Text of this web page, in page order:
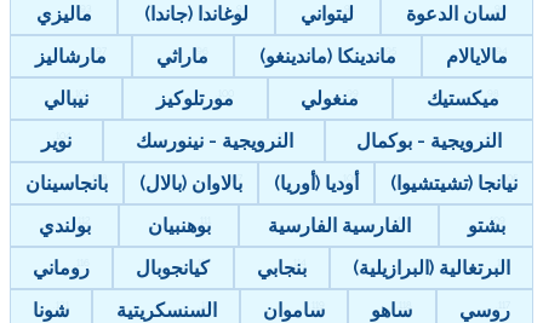
لسان الدعوة
ليتواني لوغاندا (جاندا)
ماليزي
مالايالام
ماندينكا (ماندينغو) ماراثي
مارشاليز
ميكستيك
منغولي مورتلوكيز
نيبالي
النرويجية - بوكمال
النرويجية - نينورسك
نوير
نيانجا (تشيتشيوا)
أوديا (أوريا) بالاوان (بالال)
بانجاسينان
بشتو
الفارسية الفارسية بوهنبيان
بولندي
البرتغالية (البرازيلية)
بنجابي كيانجوبال
روماني
روسي
ساهو ساموان السنسكريتية
شونا